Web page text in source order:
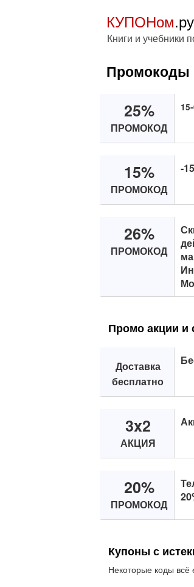
КУПОНом
Книги и учебники
Промокоды
25%
ПРОМОКОД
15%
ПРОМОКОД
-
26%
ПРОМОКОД
Промо акции и
Доставка
бесплатно
3x2
АКЦИЯ
20%
ПРОМОКОД
Купоны с
Некоторые коды всё